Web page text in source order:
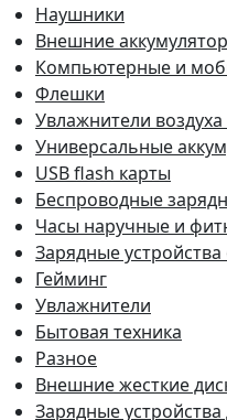
Наушники
Внешние
Компьютерные и
Флешки
Увлажнители
Универсальные
USB flash карты
Беспроводные
Часы наручные и
Зарядные устройства
Гейминг
Увлажнители
Бытовая техника
Разное
Внешние жесткие
Зарядные